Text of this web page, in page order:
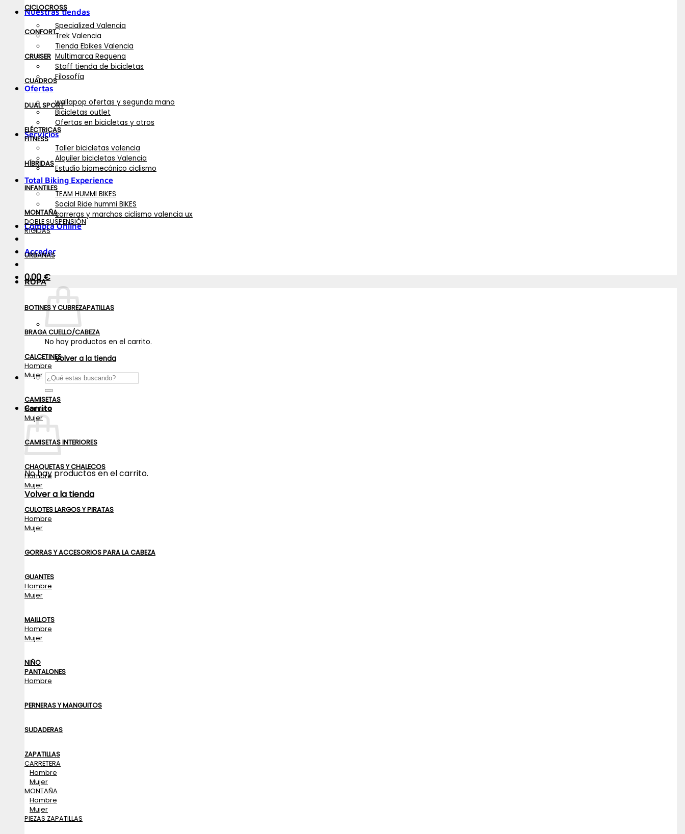
Nuestras tiendas
Specialized Valencia
Trek Valencia
Tienda Ebikes Valencia
Multimarca Requena
Staff tienda de bicicletas
Filosofía
Ofertas
wallapop ofertas y segunda mano
Bicicletas outlet
Ofertas en bicicletas y otros
Servicios
Taller bicicletas valencia
Alquiler bicicletas Valencia
Estudio biomecánico ciclismo
Total Biking Experience
TEAM HUMMI BIKES
Social Ride hummi BIKES
carreras y marchas ciclismo valencia ux
Compra Online
Acceder
0,00€
No hay productos en el carrito.
Volver a la tienda
Buscar
por:
Carrito
No hay productos en el carrito.
Volver a la tienda
CICLOCROSS
CONFORT
CRUISER
CUADROS
DUAL SPORT
ELÉCTRICAS
FITNESS
HÍBRIDAS
INFANTILES
MONTAÑA
DOBLE SUSPENSIÓN
RÍGIDAS
URBANAS
ROPA
BOTINES Y CUBREZAPATILLAS
BRAGA CUELLO/CABEZA
CALCETINES
Hombre
Mujer
CAMISETAS
Hombre
Mujer
CAMISETAS INTERIORES
CHAQUETAS Y CHALECOS
Hombre
Mujer
CULOTES LARGOS Y PIRATAS
Hombre
Mujer
GORRAS Y ACCESORIOS PARA LA CABEZA
GUANTES
Hombre
Mujer
MAILLOTS
Hombre
Mujer
NIÑO
PANTALONES
Hombre
PERNERAS Y MANGUITOS
SUDADERAS
ZAPATILLAS
CARRETERA
Hombre
Mujer
MONTAÑA
Hombre
Mujer
PIEZAS ZAPATILLAS